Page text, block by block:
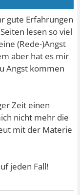
gute Erfahrungen
lesen so viel
(Rede-)Angst
aber hat es mir
Angst kommen
Zeit einen
nicht mehr die
mit der Materie
jeden Fall!